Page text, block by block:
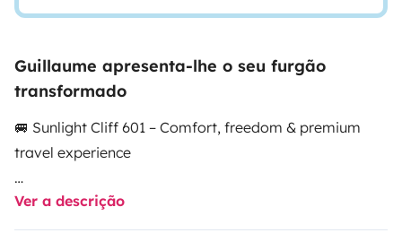
Guillaume apresenta-lhe o seu furgão
transformado
🚐 Sunlight Cliff 601 – Comfort, freedom & premium
travel experience
Discover this modern Sunlight Cliff 601, in excellent
condition and fully equipped for your next adventure.
Ver a descrição